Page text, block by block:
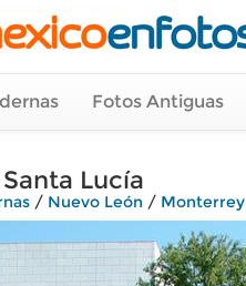
Fotos Antiguas
Lucía
/ Nuevo León / Monterrey